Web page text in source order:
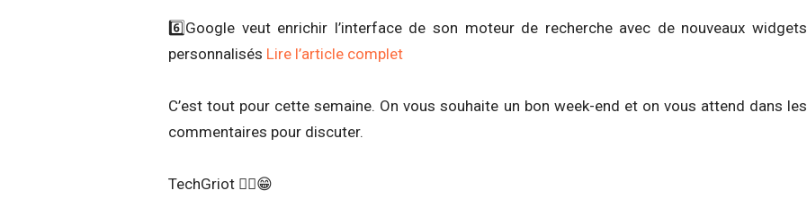
6️⃣Google veut enrichir l’interface de son moteur de recherche avec de nouveaux widgets
personnalisés Lire l’article complet
C’est tout pour cette semaine. On vous souhaite un bon week-end et on vous attend dans les
commentaires pour discuter.
TechGriot ✌🏾😁